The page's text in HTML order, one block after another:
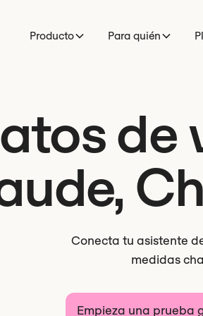
Producto Para quién
de
Conecta tu asistente
medidas
Empieza una prueba